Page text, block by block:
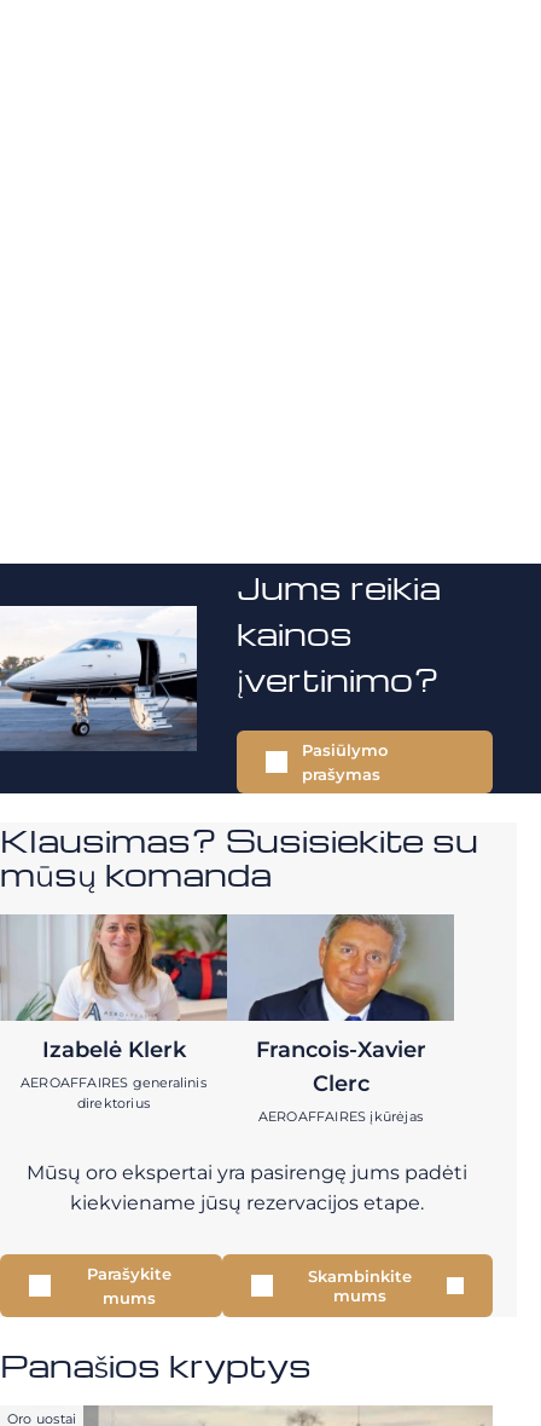
Jums reikia
kainos
įvertinimo?
Pasiūlymo
prašymas
Klausimas? Susisiekite su
mūsų komanda
Izabelė Klerk
AEROAFFAIRES generalinis
direktorius
Francois-Xavier
Clerc
AEROAFFAIRES įkūrėjas
Mūsų oro ekspertai yra pasirengę jums padėti
kiekviename jūsų rezervacijos etape.
Parašykite
mums
Skambinkite
mums
Panašios kryptys
Oro uostai